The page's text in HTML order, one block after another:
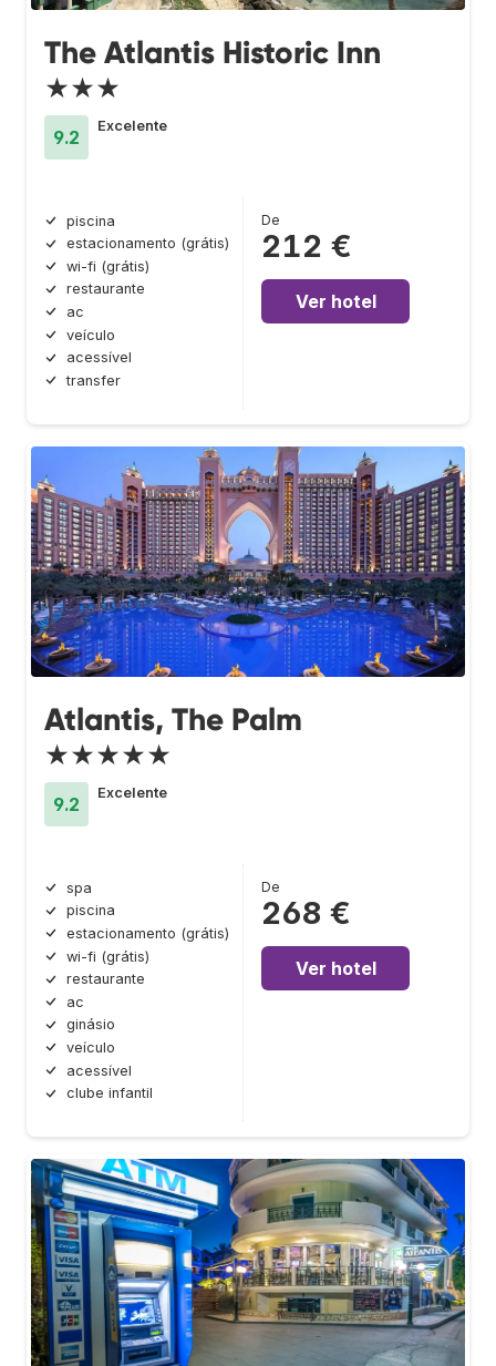
The Atlantis Historic Inn
★★★
9.2
Excelente
piscina
estacionamento (grátis)
wi-fi (grátis)
restaurante
ac
veículo
acessível
transfer
De
212 €
Ver hotel
Atlantis, The Palm
★★★★★
9.2
Excelente
spa
piscina
estacionamento (grátis)
wi-fi (grátis)
restaurante
ac
ginásio
veículo
acessível
clube infantil
De
268 €
Ver hotel